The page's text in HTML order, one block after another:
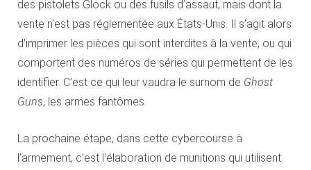
des pistolets Glock ou des fusils d’assaut, mais dont la
vente n’est pas réglementée aux États-Unis. Il s’agit alors
d’imprimer les pièces qui sont interdites à la vente, ou qui
comportent des numéros de séries qui permettent de les
identifier. C’est ce qui leur vaudra le surnom de Ghost
Guns, les armes fantômes.
La prochaine étape, dans cette cybercourse à
l’armement, c’est l’élaboration de munitions qui utilisent